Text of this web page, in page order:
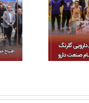
حضور
گلرنگ
فوتسال